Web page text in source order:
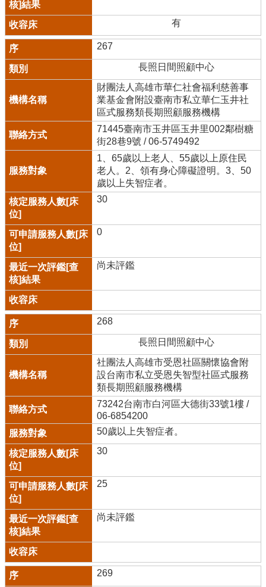
有
267
長照日間照顧中心
財團法人高雄市華仁社會福利慈善事
業基金會附設臺南市私立華仁玉井社
區式服務類長期照顧服務機構
71445臺南市玉井區玉井里002鄰樹糖
街28巷9號 / 06-5749492
1、65歲以上老人、55歲以上原住民
老人。2、領有身心障礙證明。3、50
歲以上失智症者。
30
0
尚未評鑑
268
長照日間照顧中心
社團法人高雄市受恩社區關懷協會附
設台南市私立受恩失智型社區式服務
類長期照顧服務機構
73242台南市白河區大德街33號1樓 /
06-6854200
50歲以上失智症者。
30
25
尚未評鑑
269